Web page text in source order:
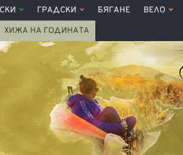
ГРАДСКИ БЯГАНЕ ВЕЛО
ХИЖА НА ГОДИНАТА